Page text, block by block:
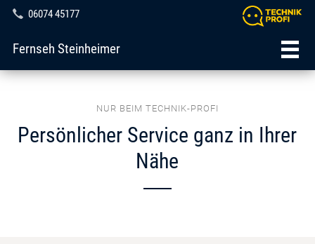
06074 45177
Fernseh Steinheimer
NUR BEIM TECHNIK-PROFI
Persönlicher Service ganz in Ihrer
Nähe